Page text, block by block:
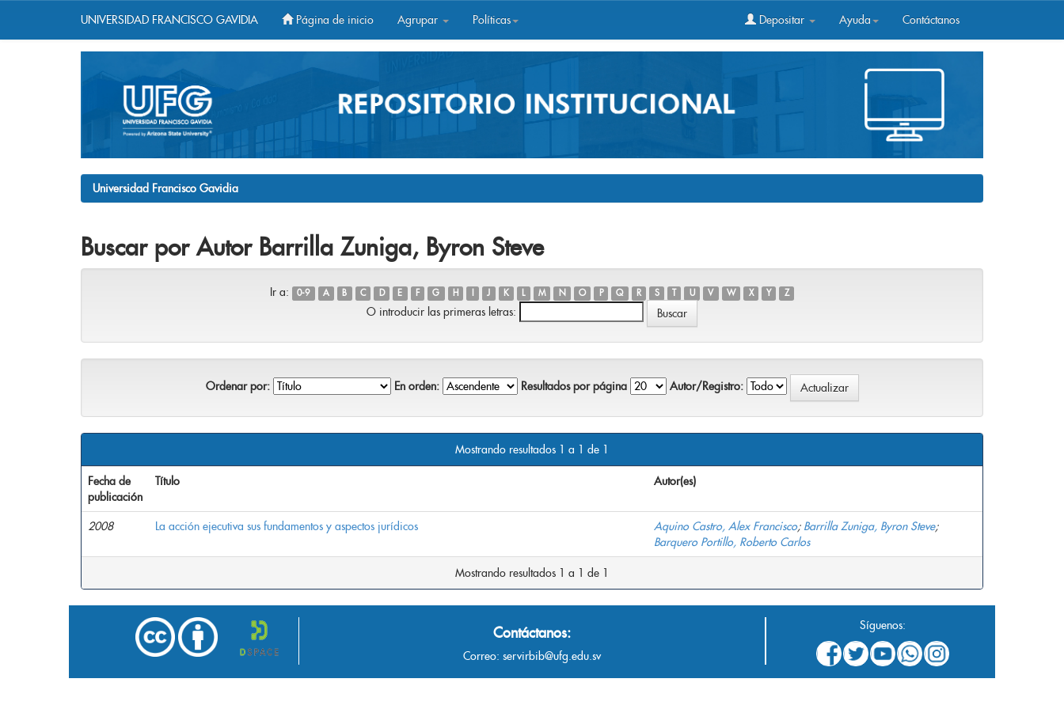
UNIVERSIDAD FRANCISCO GAVIDIA Página de inicio Agrupar Políticas Depositar Ayuda Contáctanos
Universidad Francisco Gavidia
Buscar por Autor Barrilla Zuniga, Byron Steve
Ir a: 0-9 A B C D E F G H J K L M N O P Q R S T U V W X Y Z
O introducir las primeras letras:
Ordenar por: En orden: Resultados por página Autor/Registro:
Mostrando resultados 1 a 1 de 1
Fecha de
publicación
Título Autor(es)
2008 La acción ejecutiva sus fundamentos y aspectos jurídicos Aquino Castro, Alex Francisco; Barrilla Zuniga, Byron Steve;
Barquero Portillo, Roberto Carlos
Mostrando resultados 1 a 1 de 1
Contáctanos:
Correo: servirbib@ufg.edu.sv
Síguenos: